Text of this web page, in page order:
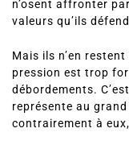
n’osent affronter
valeurs qu’ils
Mais ils n’en
pression est trop
débordements.
représente au
contrairement à